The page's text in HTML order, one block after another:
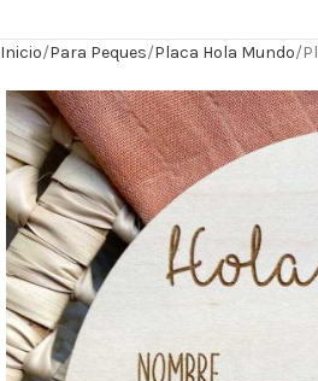
Inicio Para Peques Placa Hola Mundo